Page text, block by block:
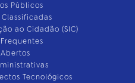
Públicos
ao Cidadão (SIC)
Tecnológicos